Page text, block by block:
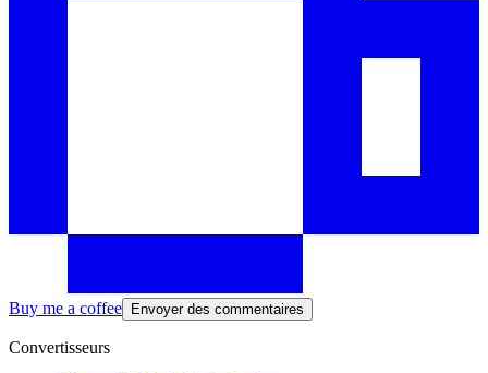
Buy me a coffee Envoyer des commentaires
Convertisseurs